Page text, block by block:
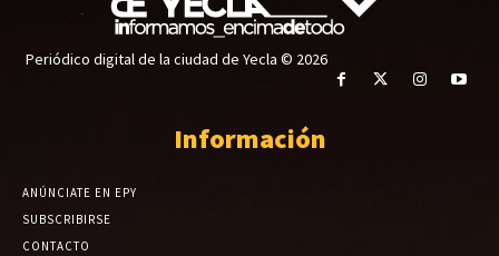
Periódico digital de la ciudad de Yecla © 2026
Información
ANÚNCIATE EN EPY
SUBSCRIBIRSE
CONTACTO